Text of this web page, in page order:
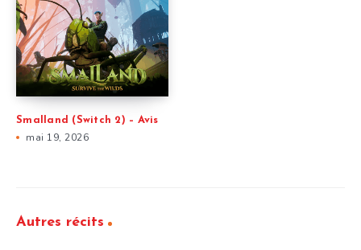
Smalland (Switch 2) – Avis
mai 19, 2026
Autres récits